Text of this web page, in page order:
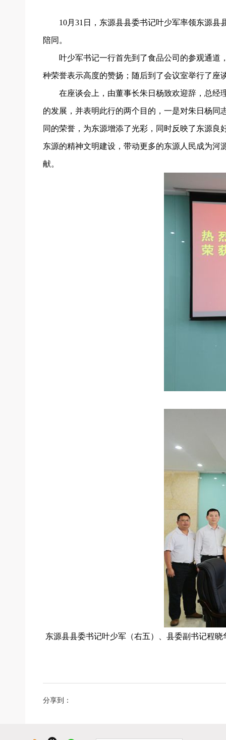
10月31日，东源县县委书记叶少军率领东源
陪同。
叶少军书记一行首先到了食品公司的参观通
种荣誉表示高度的赞扬；随后到了会议室举行了座
在座谈会上，由董事长朱日杨致欢迎辞，总经
的发展，并表明此行的两个目的，一是对朱日杨同
同的荣誉，为东源增添了光彩，同时反映了东源
东源的精神文明建设，带动更多的东源人民成为
献。
东源县县委书记叶少军（右五）、县委副书记程
分享到：